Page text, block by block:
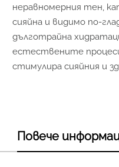
неравномерния тен,
сияйна и видимо по-
дълготрайна
естествените
стимулира сияйния и
Повече